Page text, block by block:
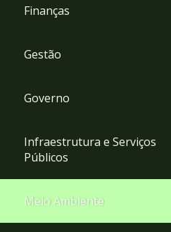
Finanças
Gestão
Governo
Infraestrutura e Serviços
Públicos
Meio Ambiente